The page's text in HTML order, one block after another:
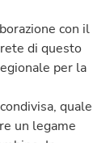
con il
di questo
per la
quale
un legame